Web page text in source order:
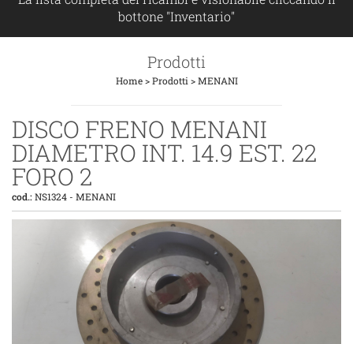
bottone "Inventario"
Prodotti
Home>Prodotti >MENANI
DISCO FRENO MENANI
DIAMETRO INT. 14.9 EST. 22
FORO 2
cod.:NS1324 - MENANI